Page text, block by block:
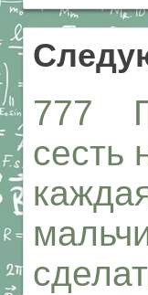
777
сесть